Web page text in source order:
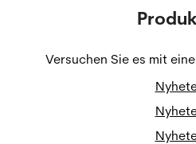
Versuchen Sie es mit